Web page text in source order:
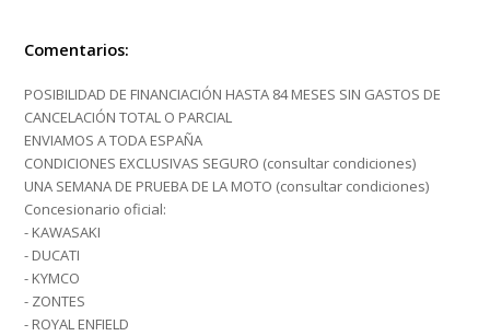
Comentarios:
POSIBILIDAD DE FINANCIACIÓN HASTA 84 MESES SIN GASTOS DE
CANCELACIÓN TOTAL O PARCIAL
ENVIAMOS A TODA ESPAÑA
CONDICIONES EXCLUSIVAS SEGURO (consultar condiciones)
UNA SEMANA DE PRUEBA DE LA MOTO (consultar condiciones)
Concesionario oficial:
- KAWASAKI
- DUCATI
- KYMCO
- ZONTES
- ROYAL ENFIELD